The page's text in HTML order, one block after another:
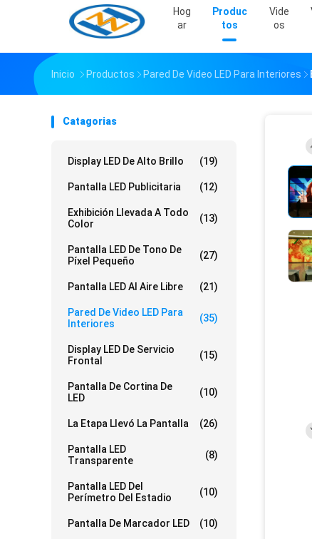
Hog
Ar
Produc
Tos
Vide
Os
Inicio Productos Pared De Video LED Para Interiores
Catagorias
Display LED De Alto Brillo (19)
Pantalla LED Publicitaria (12)
Exhibición Llevada A Todo
Color
(13)
Pantalla LED De Tono De
Píxel Pequeño
(27)
Pantalla LED Al Aire Libre (21)
Pared De Video LED Para
Interiores
(35)
Display LED De Servicio
Frontal
(15)
Pantalla De Cortina De
LED
(10)
La Etapa Llevó La Pantalla (26)
Pantalla LED
Transparente
(8)
Pantalla LED Del
Perímetro Del Estadio
(10)
Pantalla De Marcador LED (10)